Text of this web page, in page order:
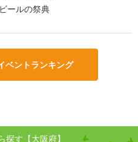
ールの祭典
ベントランキング
す【大阪府】